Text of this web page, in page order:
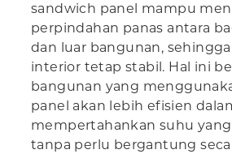
sandwich panel mampu
perpindahan panas antara
dan luar bangunan,
interior tetap stabil. Hal ini
bangunan yang
panel akan lebih efisien
mempertahankan suhu
tanpa perlu bergantung